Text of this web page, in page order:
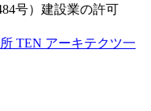
号）建設業の許可
TEN アーキテクツ一